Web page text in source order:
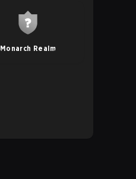
Monarch Realm